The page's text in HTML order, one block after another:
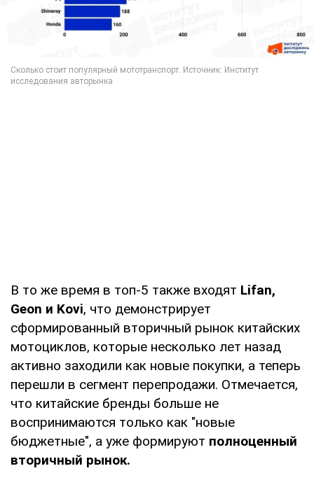
В то же время в топ-5 также входят Lifan,
Geon и Kovi, что демонстрирует
сформированный вторичный рынок китайских
мотоциклов, которые несколько лет назад
активно заходили как новые покупки, а теперь
перешли в сегмент перепродажи. Отмечается,
что китайские бренды больше не
воспринимаются только как "новые
бюджетные", а уже формируют полноценный
вторичный рынок.